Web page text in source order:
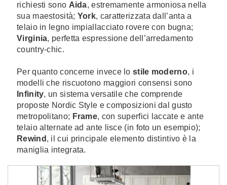
richiesti sono Aida, estremamente armoniosa nella
sua maestosità; York, caratterizzata dall’anta a
telaio in legno impiallacciato rovere con bugna;
Virginia, perfetta espressione dell’arredamento
country-chic.
Per quanto concerne invece lo stile moderno, i
modelli che riscuotono maggiori consensi sono
Infinity, un sistema versatile che comprende
proposte Nordic Style e composizioni dal gusto
metropolitano; Frame, con superfici laccate e ante
telaio alternate ad ante lisce (in foto un esempio);
Rewind , il cui principale elemento distintivo è la
maniglia integrata.